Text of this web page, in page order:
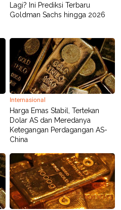
Lagi? Ini Prediksi Terbaru
Goldman Sachs hingga 2026
Internasional
Harga Emas Stabil, Tertekan
Dolar AS dan Meredanya
Ketegangan Perdagangan AS-
China